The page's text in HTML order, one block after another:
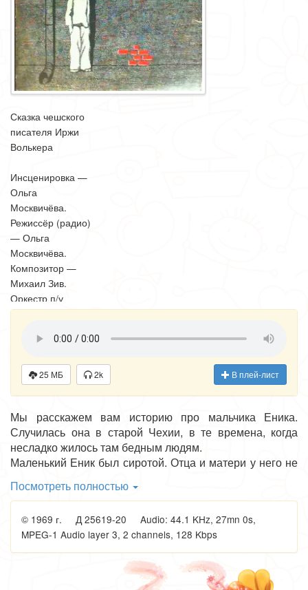
Сказка чешского
писателя Иржи
Волькера
Инсценировка —
Ольга
Москвичёва.
Режиссёр (радио)
— Ольга
Москвичёва.
Композитор —
Михаил Зив.
Оркестр п/у
Василия
Ведущий —
Николай В.
Еник — Лидия Н.
Князева;
Директор цирка
— Александр А.
Пелевин;
Трубочист —
Васильев;
1-й клоун / хозяин
лавки — Михаил
25 МБ 2k В плей-лист
Мы расскажем вам историю про мальчика Еника.
Случилась она в старой Чехии, в те времена, когда
несладко жилось там бедным людям.
Маленький Еник был сиротой. Отца и матери у него не
или под мостом. От дождя пряталася в подворотне.
В дождь хорошо сидеть в теплой комнате и слушать,
как трещат дрова в печи. Но что поделать, если у
человека нет своего дома? Остается мерзнуть под
воротами и слушать песню бездомного старика-
Посмотреть полностью
© 1969 г. Д 25619-20 Audio: 44.1 KHz, 27mn 0s,
MPEG-1 Audio layer 3, 2 channels, 128 Kbps